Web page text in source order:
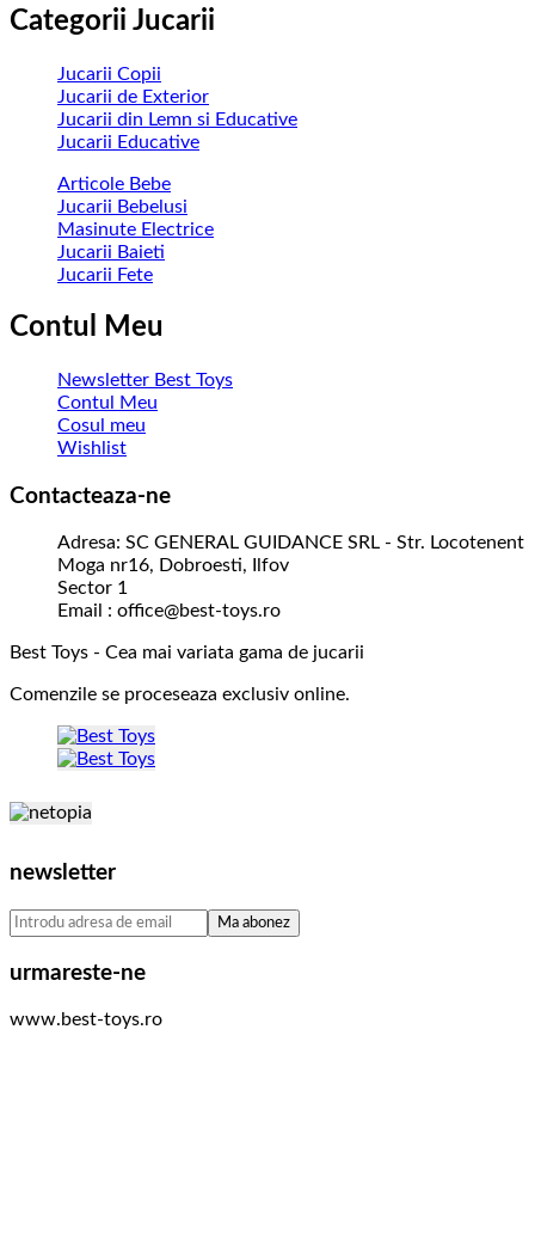
Categorii Jucarii
Jucarii Copii
Jucarii de Exterior
Jucarii din Lemn si Educative
Jucarii Educative
Articole Bebe
Jucarii Bebelusi
Masinute Electrice
Jucarii Baieti
Jucarii Fete
Contul Meu
Newsletter Best Toys
Contul Meu
Cosul meu
Wishlist
Contacteaza-ne
Adresa: SC GENERAL GUIDANCE SRL - Str. Locotenent
Moga nr16, Dobroesti, Ilfov
Sector 1
Email : office@best-toys.ro
Best Toys - Cea mai variata gama de jucarii
Comenzile se proceseaza exclusiv online.
newsletter
urmareste-ne
www.best-toys.ro